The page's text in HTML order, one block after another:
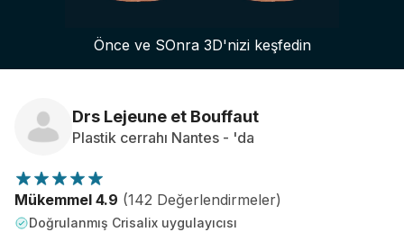
3D İş Platformu
Hasta incelemeleri
Önce ve SOnra 3D'nizi keşfedin
Drs Lejeune et Bouffaut
Plastik cerrahı Nantes - 'da
Mükemmel 4.9 (142 Değerlendirmeler)
Doğrulanmış Crisalix uygulayıcısı